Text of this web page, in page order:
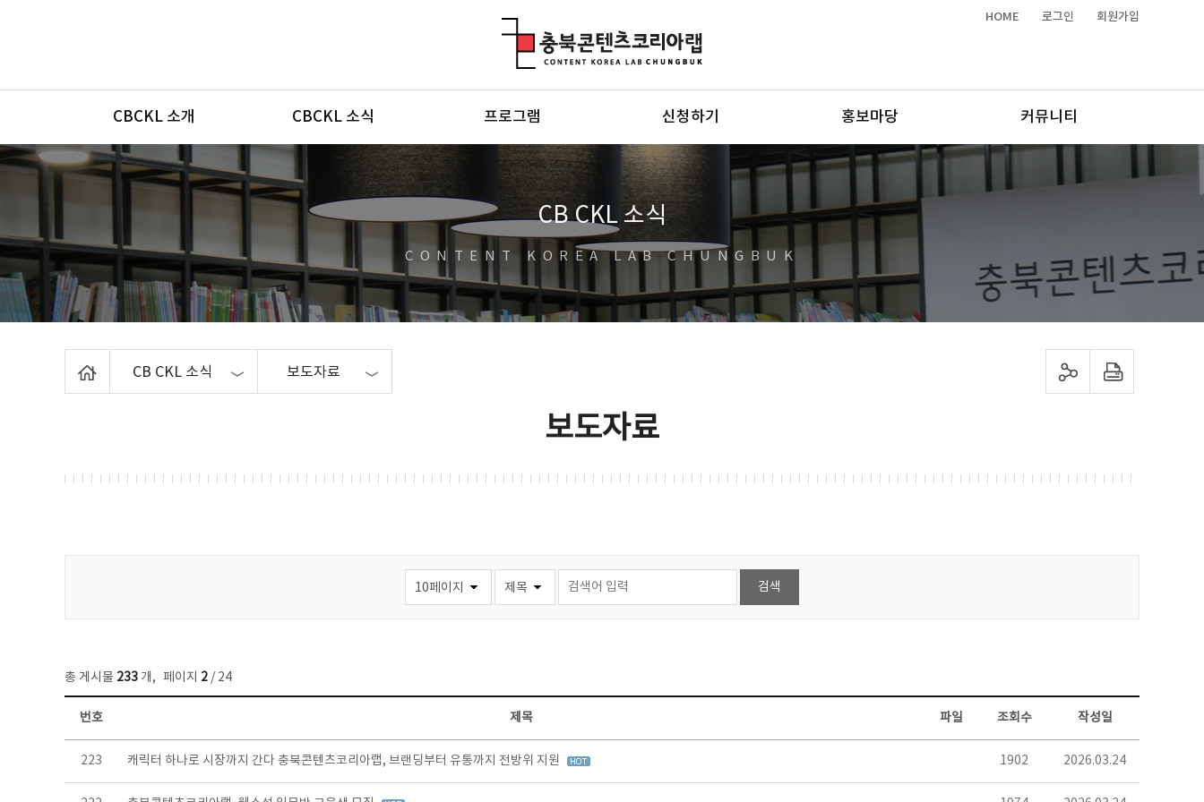
HOME 로그인 회원가입
메뉴
CBCKL 소개 CBCKL 소식 프로그램 신청하기 홍보마당 커뮤니티
CB CKL 소식
CONTENT KOREA LAB CHUNGBUK
CB CKL 소식 보도자료 sns 공유하기 프린트하기
보도자료
총 게시물 233 개, 페이지 2 / 24
보도자료 목록 - 번호, 제목, 작성자, 파일, 조회수, 작성일 정보 제공
번호 제목 파일 조회수 작성일
223 캐릭터 하나로 시장까지 간다 충북콘텐츠코리아랩, 브랜딩부터 유통까지 전방위 지원 1902 2026.03.24